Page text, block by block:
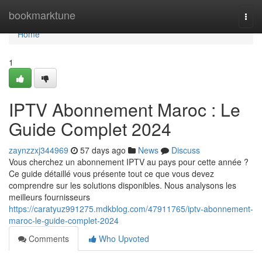
bookmarktune
Home
Home
1
IPTV Abonnement Maroc : Le
Guide Complet 2024
zaynzzxj344969 57 days ago News
Discuss
Vous cherchez un abonnement IPTV au pays pour cette année ?
Ce guide détaillé vous présente tout ce que vous devez
comprendre sur les solutions disponibles. Nous analysons les
meilleurs fournisseurs
https://caratyuz991275.mdkblog.com/47911765/iptv-abonnement-
maroc-le-guide-complet-2024
Comments
Who Upvoted